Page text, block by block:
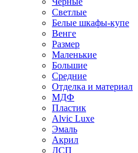
Светлые
Белые шкафы-купе
Венге
Размер
Маленькие
Большие
Средние
Отделка и материал
МДФ
Пластик
Alvic Luxe
Эмаль
Акрил
ДСП